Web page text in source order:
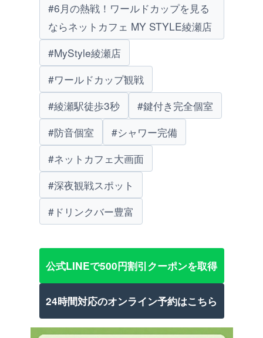
#6月の熱戦！ワールドカップを見る
ならネットカフェ MY STYLE綾瀬店
#MyStyle綾瀬店
#ワールドカップ観戦
#綾瀬駅徒歩3秒
#鍵付き完全個室
#防音個室
#シャワー完備
#ネットカフェ大画面
#深夜観戦スポット
#ドリンクバー豊富
公式LINEで500円割引クーポンを取得
24時間対応のオンライン予約はこちら